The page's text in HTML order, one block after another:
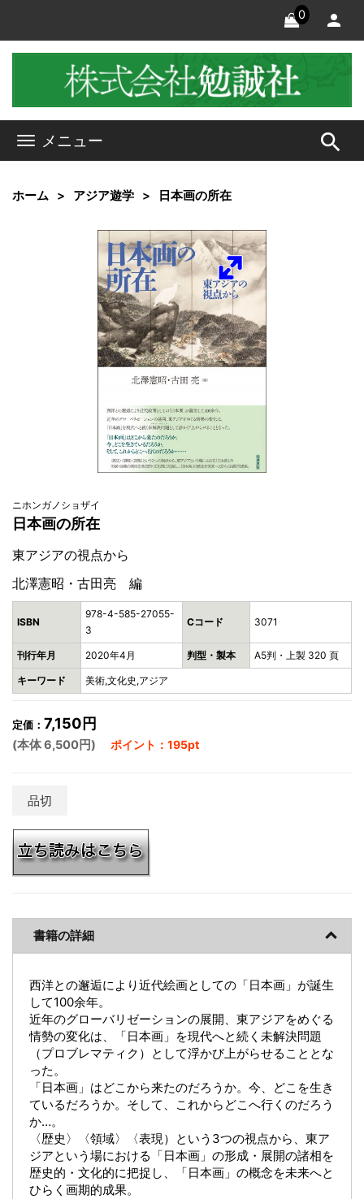
0
メニュー search
ホーム アジア遊学 日本画の所在
ニホンガノショザイ
日本画の所在
東アジアの視点から
北澤憲昭・古田亮 編
ISBN
978-4-585-27055-
3
Cコード 3071
刊行年月 2020年4月 判型・製本 A5判・上製 320 頁
キーワード 美術,文化史,アジア
定価： 7,150円
(本体 6,500円) ポイント：195pt
品切
書籍の詳細
西洋との邂逅により近代絵画としての「日本画」が誕生
して100余年。
近年のグローバリゼーションの展開、東アジアをめぐる
情勢の変化は、「日本画」を現代へと続く未解決問題
（プロブレマティク）として浮かび上がらせることとな
った。
「日本画」はどこから来たのだろうか。今、どこを生き
ているだろうか。そして、これからどこへ行くのだろう
か…。
〈歴史〉〈領域〉〈表現）という3つの視点から、東ア
ジアという場における「日本画」の形成・展開の諸相を
歴史的・文化的に把捉し、「日本画」の概念を未来へと
ひらく画期的成果。